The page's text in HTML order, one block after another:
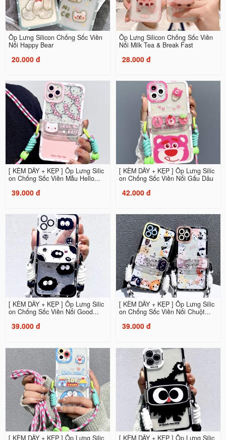
Ốp Lưng Silicon Chống Sốc Viền
Nổi Happy Bear
20.000 đ
Ốp Lưng Silicon Chống Sốc Viền
Nổi Milk Tea & Break Fast
28.000 đ
[ KÈM DÂY + KẸP ] Ốp Lưng Silic
on Chống Sốc Viền Mẫu Hello...
39.000 đ
[ KÈM DÂY + KẸP ] Ốp Lưng Silic
on Chống Sốc Viền Nổi Gấu Dâu
42.000 đ
[ KÈM DÂY + KẸP ] Ốp Lưng Silic
on Chống Sốc Viền Nổi Good...
39.000 đ
[ KÈM DÂY + KẸP ] Ốp Lưng Silic
on Chống Sốc Viền Nổi Chuột...
39.000 đ
[ KÈM DÂY + KẸP ] Ốp Lưng Silic [ KÈM DÂY + KẸP ] Ốp Lưng Silic